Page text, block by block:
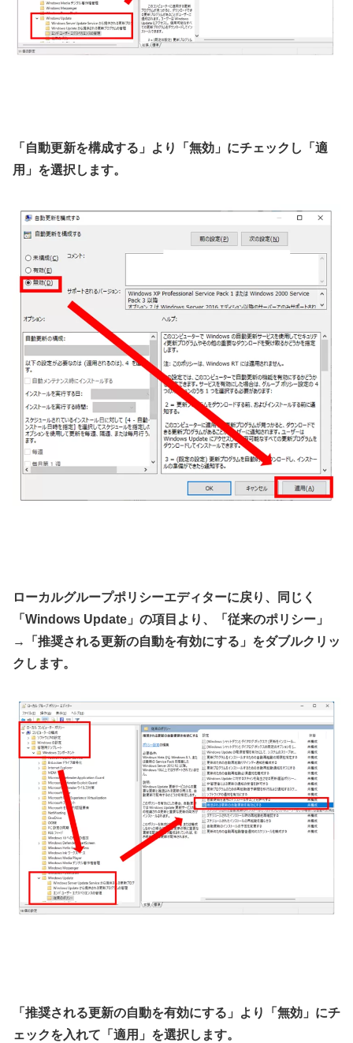
「自動更新を構成する」より「無効」にチェックし「適
用」を選択します。
ローカルグループポリシーエディターに戻り、同じく
「Windows Update」の項目より、「従来のポリシー」
→「推奨される更新の自動を有効にする」をダブルクリッ
クします。
「推奨される更新の自動を有効にする」より「無効」にチ
ェックを入れて「適用」を選択します。